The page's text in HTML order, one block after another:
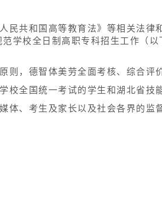
民共和国高等教育法》等相关法律
学校全日制高职专科招生工作（
则，德智体美劳全面考核、综合评
校全国统一考试的学生和湖北省技
体、考生及家长以及社会各界的监督